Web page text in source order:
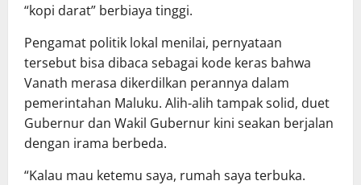
“kopi darat” berbiaya tinggi.
Pengamat politik lokal menilai, pernyataan
tersebut bisa dibaca sebagai kode keras bahwa
Vanath merasa dikerdilkan perannya dalam
pemerintahan Maluku. Alih-alih tampak solid, duet
Gubernur dan Wakil Gubernur kini seakan berjalan
dengan irama berbeda.
“Kalau mau ketemu saya, rumah saya terbuka.